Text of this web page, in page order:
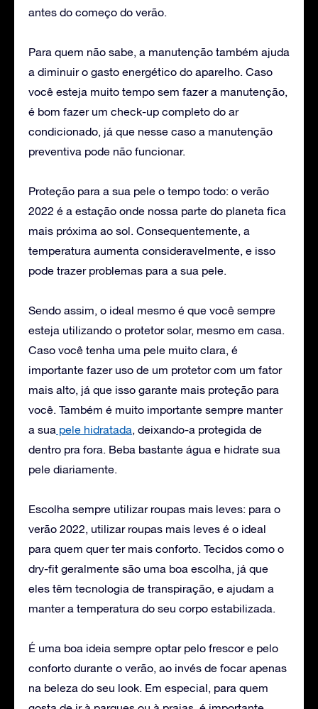
antes do começo do verão.
Para quem não sabe, a manutenção também ajuda
a diminuir o gasto energético do aparelho. Caso
você esteja muito tempo sem fazer a manutenção,
é bom fazer um check-up completo do ar
condicionado, já que nesse caso a manutenção
preventiva pode não funcionar.
Proteção para a sua pele o tempo todo: o verão
2022 é a estação onde nossa parte do planeta fica
mais próxima ao sol. Consequentemente, a
temperatura aumenta consideravelmente, e isso
pode trazer problemas para a sua pele.
Sendo assim, o ideal mesmo é que você sempre
esteja utilizando o protetor solar, mesmo em casa.
Caso você tenha uma pele muito clara, é
importante fazer uso de um protetor com um fator
mais alto, já que isso garante mais proteção para
você. Também é muito importante sempre manter
a sua pele hidratada , deixando-a protegida de
dentro pra fora. Beba bastante água e hidrate sua
pele diariamente.
Escolha sempre utilizar roupas mais leves: para o
verão 2022, utilizar roupas mais leves é o ideal
para quem quer ter mais conforto. Tecidos como o
dry-fit geralmente são uma boa escolha, já que
eles têm tecnologia de transpiração, e ajudam a
manter a temperatura do seu corpo estabilizada.
É uma boa ideia sempre optar pelo frescor e pelo
conforto durante o verão, ao invés de focar apenas
na beleza do seu look. Em especial, para quem